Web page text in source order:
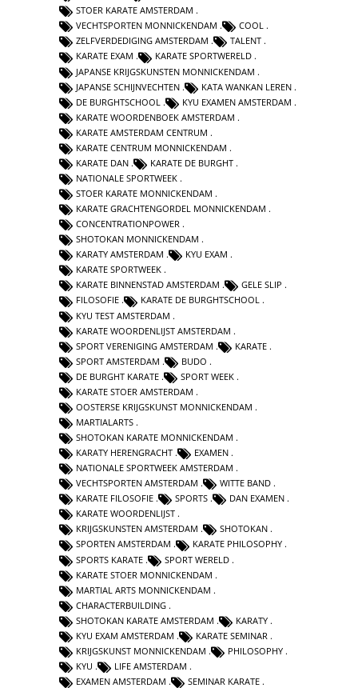
STOER KARATE AMSTERDAM
VECHTSPORTEN MONNICKENDAM
COOL
ZELFVERDEDIGING AMSTERDAM
TALENT
KARATE EXAM
KARATE SPORTWERELD
JAPANSE KRIJGSKUNSTEN MONNICKENDAM
JAPANSE SCHIJNVECHTEN
KATA WANKAN LEREN
DE BURGHTSCHOOL
KYU EXAMEN AMSTERDAM
KARATE WOORDENBOEK AMSTERDAM
KARATE AMSTERDAM CENTRUM
KARATE CENTRUM MONNICKENDAM
KARATE DAN
KARATE DE BURGHT
NATIONALE SPORTWEEK
STOER KARATE MONNICKENDAM
KARATE GRACHTENGORDEL MONNICKENDAM
CONCENTRATIONPOWER
SHOTOKAN MONNICKENDAM
KARATY AMSTERDAM
KYU EXAM
KARATE SPORTWEEK
KARATE BINNENSTAD AMSTERDAM
GELE SLIP
FILOSOFIE
KARATE DE BURGHTSCHOOL
KYU TEST AMSTERDAM
KARATE WOORDENLIJST AMSTERDAM
SPORT VERENIGING AMSTERDAM
KARATE
SPORT AMSTERDAM
BUDO
DE BURGHT KARATE
SPORT WEEK
KARATE STOER AMSTERDAM
OOSTERSE KRIJGSKUNST MONNICKENDAM
MARTIALARTS
SHOTOKAN KARATE MONNICKENDAM
KARATY HERENGRACHT
EXAMEN
NATIONALE SPORTWEEK AMSTERDAM
VECHTSPORTEN AMSTERDAM
WITTE BAND
KARATE FILOSOFIE
SPORTS
DAN EXAMEN
KARATE WOORDENLIJST
KRIJGSKUNSTEN AMSTERDAM
SHOTOKAN
SPORTEN AMSTERDAM
KARATE PHILOSOPHY
SPORTS KARATE
SPORT WERELD
KARATE STOER MONNICKENDAM
MARTIAL ARTS MONNICKENDAM
CHARACTERBUILDING
SHOTOKAN KARATE AMSTERDAM
KARATY
KYU EXAM AMSTERDAM
KARATE SEMINAR
KRIJGSKUNST MONNICKENDAM
PHILOSOPHY
KYU
LIFE AMSTERDAM
EXAMEN AMSTERDAM
SEMINAR KARATE